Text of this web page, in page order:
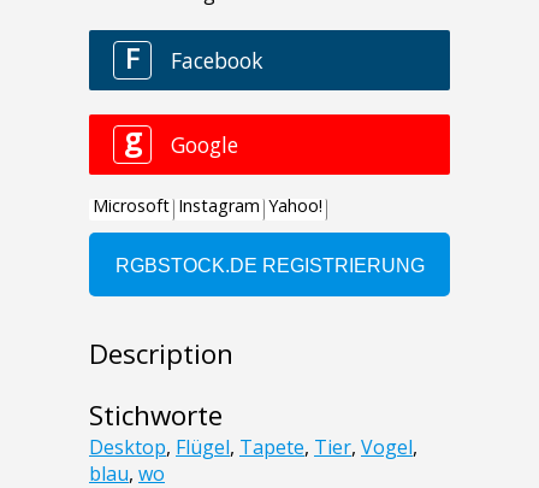
Description
Stichworte
Desktop, Flügel, Tapete, Tier, Vogel,
blau, wo